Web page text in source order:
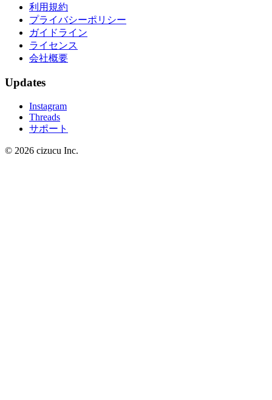
利用規約
プライバシーポリシー
ガイドライン
ライセンス
会社概要
Updates
Instagram
Threads
サポート
© 2026 cizucu Inc.